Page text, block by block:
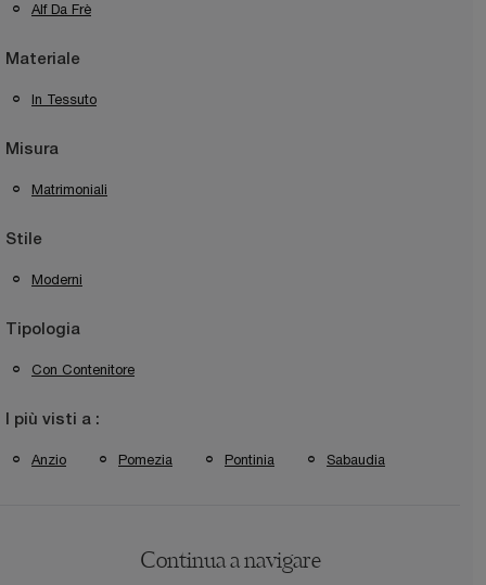
Alf Da Frè
Materiale
In Tessuto
Misura
Matrimoniali
Stile
Moderni
Tipologia
Con Contenitore
I più visti a :
Anzio Pomezia Pontinia Sabaudia
Continua a navigare